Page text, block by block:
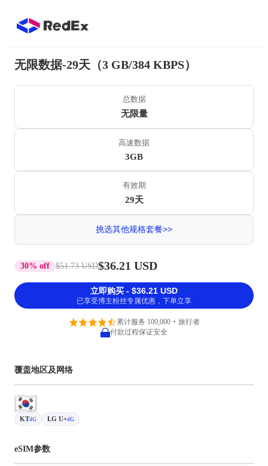
无限数据-29天（3 GB/384 KBPS）
总数据
无限量
高速数据
3GB
有效期
29天
挑选其他规格套餐>>
30% off $51.73 USD$36.21 USD
立即购买 - $36.21 USD
已享受博主粉丝专属优惠，下单立享
累计服务 100,000 + 旅行者
付款过程保证安全
覆盖地区及网络
KT4G LG U+4G
eSIM参数